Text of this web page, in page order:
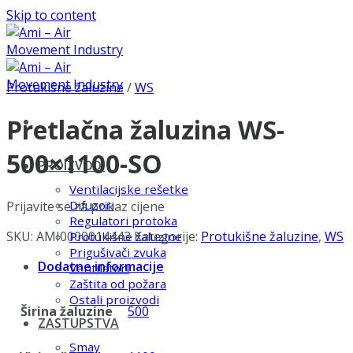
Skip to content
PROIZVODI
Ventilacijske rešetke
Difuzori
Regulatori protoka
Protukišne žaluzine
Prigušivači zvuka
Ventilatori
Zaštita od požara
Ostali proizvodi
ZASTUPSTVA
Smay
Protukišne žaluzine /WS
Pretlačna žaluzina WS-
500×1100-SO
Prijavite se za prikaz cijene
SKU: AMI0000014443 Kategorije: Protukišne žaluzine, WS
Dodatne informacije
Širina žaluzine 500